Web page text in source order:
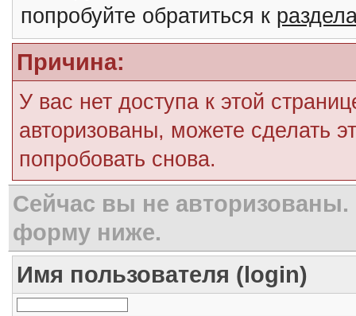
попробуйте обратиться к
Причина:
У вас нет доступа к этой
авторизованы, можете сделать
попробовать снова.
Сейчас вы не авторизованы.
форму ниже.
Имя пользователя (login)